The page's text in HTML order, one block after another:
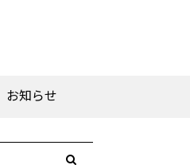
お知らせ